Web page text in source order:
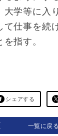
大学等に入
て仕事を続
指す。
シェアする
一覧に戻る